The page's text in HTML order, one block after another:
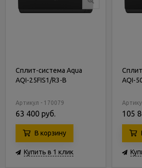
Сплит-система Aqua
AQI-25FIS1/R3-B
Артикул - 170079
63 400 руб.
В корзину
Купить в 1 клик
AQI-
105